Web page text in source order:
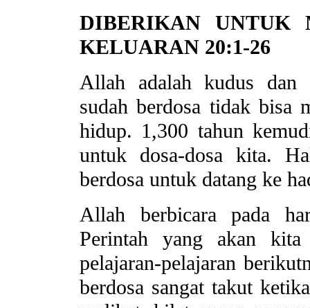
DIBERIKAN UNTUK
KELUARAN 20:1-26
Allah adalah kudus dan
sudah berdosa tidak bisa
hidup. 1,300 tahun
untuk dosa-dosa kita.
berdosa untuk datang ke
Allah berbicara pada
Perintah yang akan kita
pelajaran-pelajaran
berdosa sangat takut